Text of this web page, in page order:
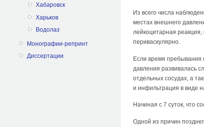
Хабаровск
Харьков
Водолаз
Монографии-репринт
Диссертации
Из всего числа
местах внешнего
лейкоцитарная
периваскулярно.
Если время пребывания
давления развивалась
отдельных сосудах, а
и инфильтрация в виде
Начиная с 7 суток, что
Одной из причин